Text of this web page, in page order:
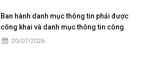
Ban hành danh mục thông tin phải được
công khai và danh mục thông tin công
dân được tiếp cận có điều kiện
20/07/2026